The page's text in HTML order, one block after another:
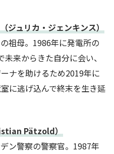
ジュリカ・ジェンキンス）
祖母。1986年に発電所の
来からきた自分に会い、
ナを助けるため2019年に
に逃げ込んで終末を生き延
Pätzold）
ン警察の警察官。1987年